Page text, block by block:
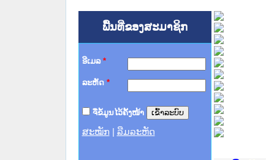
ພື້ນທີ່ຂອງສະມາຊິກ
ອີເມລ *
ລະຫັດ *
ຈື່ຂໍ້ມູນໄວ້ຄັ້ງໜ້າ
ສະໝັກ ລືມລະຫັດ